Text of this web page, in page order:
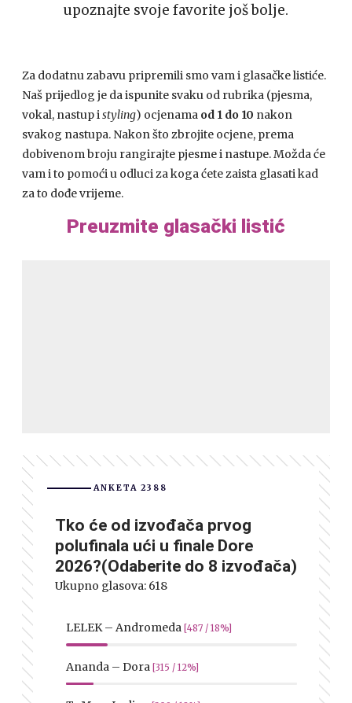
upoznajte svoje favorite još bolje.
Za dodatnu zabavu pripremili smo vam i glasačke listiće.
Naš prijedlog je da ispunite svaku od rubrika (pjesma,
vokal, nastup istyling) ocjenama od 1 do 10 nakon
svakog nastupa. Nakon što zbrojite ocjene, prema
dobivenom broju rangirajte pjesme i nastupe. Možda će
vam i to pomoći u odluci za koga ćete zaista glasati kad
za to dođe vrijeme.
Preuzmite glasački listić
ANKETA 2388
Tko će od izvođača prvog
polufinala ući u finale Dore
2026?(Odaberite do 8 izvođača)
Ukupno glasova: 618
LELEK – Andromeda [487 / 18%]
Ananda – Dora [315 / 12%]